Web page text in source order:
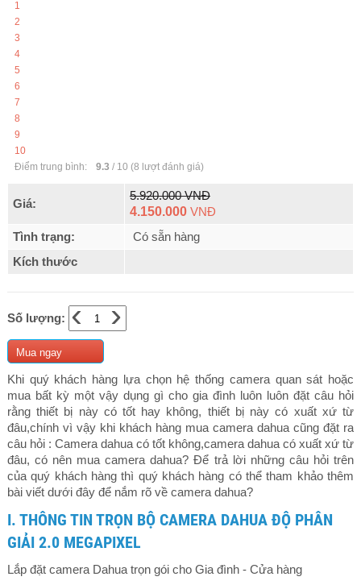
1
2
3
4
5
6
7
8
9
10
Điểm trung bình:
9.3 / 10 (8 lượt đánh giá)
Giá:
5.920.000 VNĐ
4.150.000 VNĐ
Tình trạng:
Có sẵn hàng
Kích thước
Số lượng: ›
‹
Mua ngay
Khi quý khách hàng lựa chọn hệ thống camera quan sát hoặc
mua bất kỳ một vậy dụng gì cho gia đình luôn luôn đặt câu hỏi
rằng thiết bị này có tốt hay không, thiết bị này có xuất xứ từ
đâu,chính vì vậy khi khách hàng mua camera dahua cũng đặt ra
câu hỏi : Camera dahua có tốt không,camera dahua có xuất xứ từ
đâu, có nên mua camera dahua? Để trả lời những câu hỏi trên
của quý khách hàng thì quý khách hàng có thể tham khảo thêm
bài viết dưới đây để nắm rõ về camera dahua?
I. THÔNG TIN TRỌN BỘ CAMERA DAHUA ĐỘ PHÂN
GIẢI 2.0 MEGAPIXEL
Lắp đặt camera Dahua trọn gói cho Gia đình - Cửa hàng